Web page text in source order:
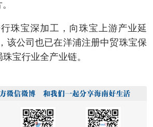
宝深加工，向珠宝上游产业延
该公司也已在洋浦注册中贸珠宝保
宝行业全产业链。